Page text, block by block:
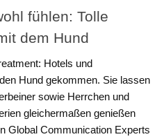
fühlen: Tolle
dem Hund
Hotels und
Hund gekommen. Sie lassen
sowie Herrchen und
gleichermaßen genießen
Global Communication Experts